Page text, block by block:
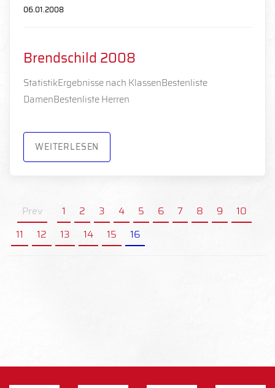
06.01.2008
Brendschild 2008
StatistikErgebnisse nach KlassenBestenliste
DamenBestenliste Herren
WEITERLESEN
Prev 1 2 3 4 5 6 7 8 9
10
11
12 13 14 15 16